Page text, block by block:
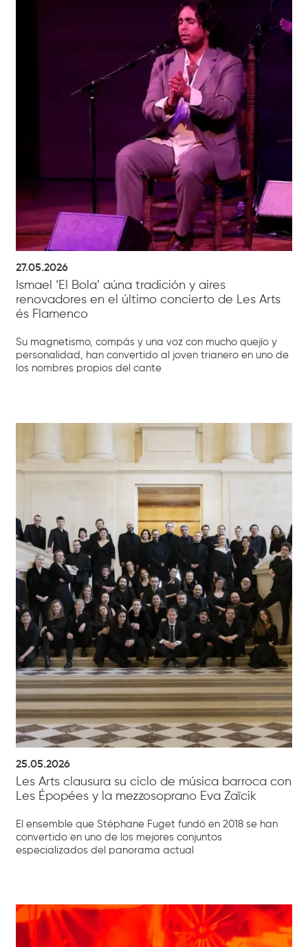
27.05.2026
Ismael ‘El Bola’ aúna tradición y aires
renovadores en el último concierto de Les Arts
és Flamenco
Su magnetismo, compás y una voz con mucho quejío y
personalidad, han convertido al joven trianero en uno de
los nombres propios del cante
25.05.2026
Les Arts clausura su ciclo de música barroca con
Les Épopées y la mezzosoprano Eva Zaïcik
El ensemble que Stéphane Fuget fundó en 2018 se han
convertido en uno de los mejores conjuntos
especializados del panorama actual